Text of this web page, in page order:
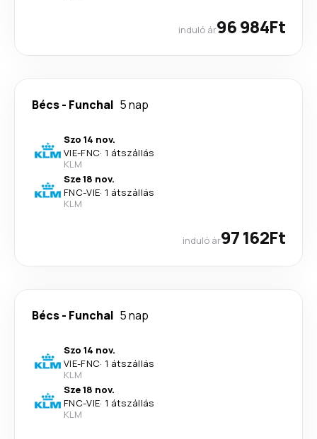
induló ár96 984Ft
Bécs- Funchal 5 nap
Szo 14 nov.
VIE-FNC· 1 átszállás
KLM
Sze 18 nov.
FNC-VIE· 1 átszállás
KLM
induló ár97 162Ft
Bécs- Funchal 5 nap
Szo 14 nov.
VIE-FNC· 1 átszállás
KLM
Sze 18 nov.
FNC-VIE· 1 átszállás
KLM